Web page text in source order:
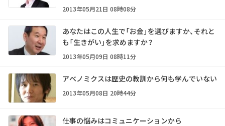
2013年05月21日 08時08分
あなたはこの人生で「お金」を選びますか、それと
も「生きがい」を求めますか？
2013年05月09日 08時11分
アベノミクスは歴史の教訓から何も学んでいない
2013年05月08日 20時44分
仕事の悩みはコミュニケーションから